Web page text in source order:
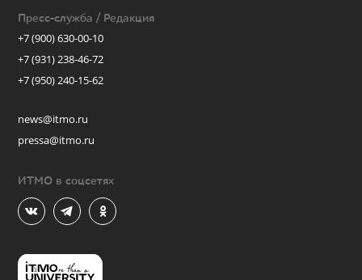
Пресс-служба / Редакция
+7 (900) 630-00-10
+7 (931) 238-46-72
+7 (950) 240-15-62
news@itmo.ru
pressa@itmo.ru
ИТМО в соцсетях